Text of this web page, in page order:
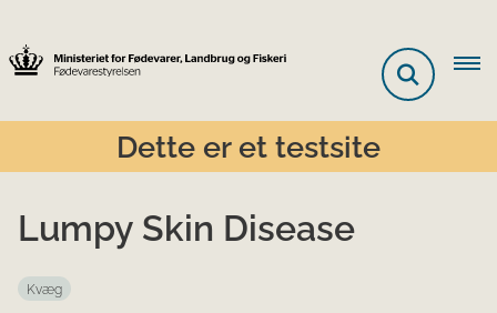
Dette er et testsite
Lumpy Skin Disease
Kvæg